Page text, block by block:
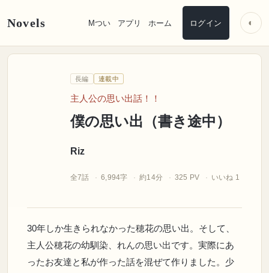
Novels Mつい アプリ ホーム ログイン ◐
長編 連載中
主人公の思い出話！！
僕の思い出（書き途中）
Riz
全7話 6,994字 約14分 325 PV いいね 1
30年しか生きられなかった穂花の思い出。そして、
主人公穂花の幼馴染、れんの思い出です。実際にあ
ったお友達と私が作った話を混ぜて作りました。少